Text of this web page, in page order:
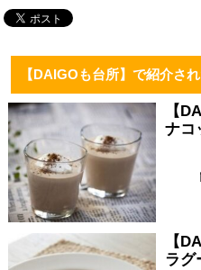
【DAIGOも台所】で紹介さ
【
ナコ
【
ラグ